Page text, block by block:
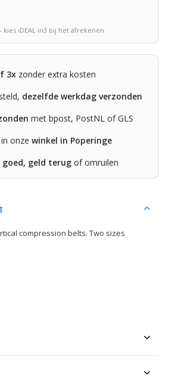
iDEAL in3 bij het afrekenen
3x zonder extra kosten
dezelfde werkdag verzonden
met bpost, PostNL of GLS
in onzewinkel in Poperinge
geld terug of omruilen
compression belts. Two sizes